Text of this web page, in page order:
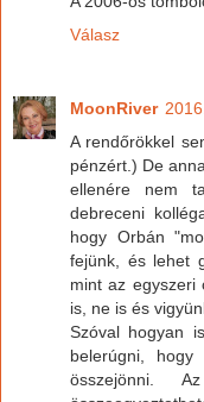
Válasz
MoonRiver
A rendőrökkel
pénzért.) De
ellenére nem
debreceni
hogy Orbán
fejünk, és lehet
mint az egyszeri
is, ne is és
Szóval hogyan
belerúgni,
összejönni.